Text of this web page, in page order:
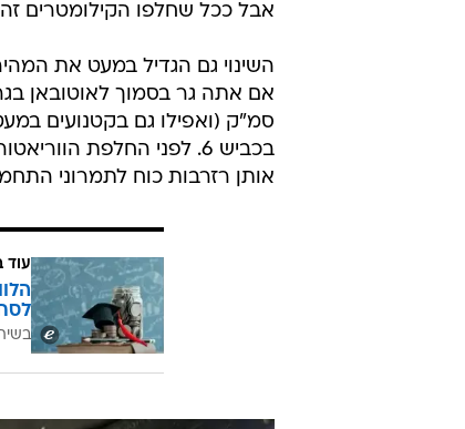
אבל ככל שחלפו הקילומטרים זה
השינוי גם הגדיל במעט את
סמ"ק (ואפילו גם בקטנועים
אותן רזרבות כוח לתמרוני
עוד